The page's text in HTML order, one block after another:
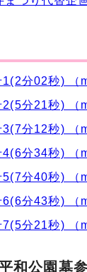
分02秒) （
分21秒) （
分12秒) （
分34秒) （
分40秒) （
分43秒) （
分21秒) （
和公園墓